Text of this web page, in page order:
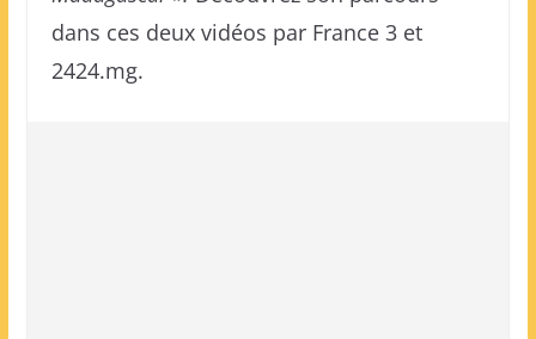
dans ces deux vidéos par France 3 et
2424.mg.